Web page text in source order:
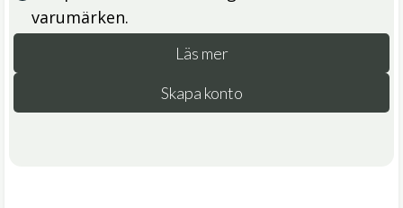
varumärken.
Läs mer
Skapa konto